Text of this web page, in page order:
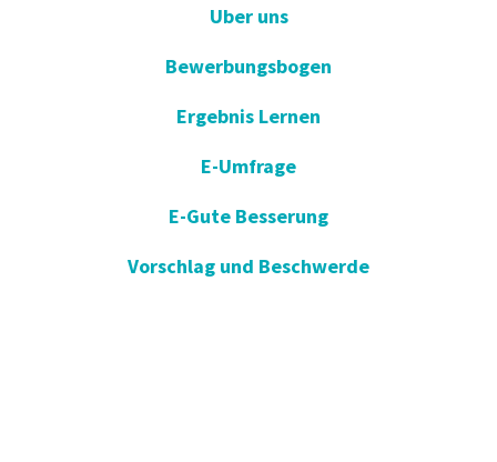
Uber uns
Bewerbungsbogen
Ergebnis Lernen
E-Umfrage
E-Gute Besserung
Vorschlag und Beschwerde